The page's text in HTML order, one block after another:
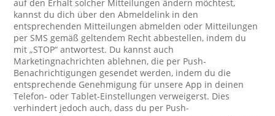
auf den Erhalt solcher Mitteilungen ändern möchtest,
kannst du dich über den Abmeldelink in den
entsprechenden Mitteilungen abmelden oder Mitteilungen
per SMS gemäß geltendem Recht abbestellen, indem du
mit „STOP“ antwortest. Du kannst auch
Marketingnachrichten ablehnen, die per Push-
Benachrichtigungen gesendet werden, indem du die
entsprechende Genehmigung für unsere App in deinen
Telefon- oder Tablet-Einstellungen verweigerst. Dies
verhindert jedoch auch, dass du per Push-